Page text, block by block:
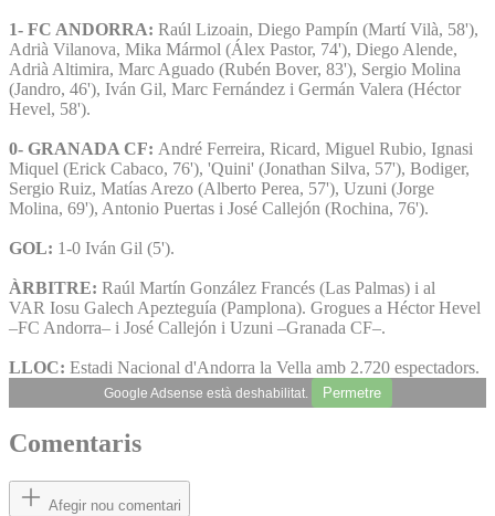
1- FC ANDORRA: Raúl Lizoain, Diego Pampín (Martí Vilà, 58'),
Adrià Vilanova, Mika Mármol (Álex Pastor, 74'), Diego Alende,
Adrià Altimira, Marc Aguado (Rubén Bover, 83'), Sergio Molina
(Jandro, 46'), Iván Gil, Marc Fernández i Germán Valera (Héctor
Hevel, 58').
0- GRANADA CF: André Ferreira, Ricard, Miguel Rubio, Ignasi
Miquel (Erick Cabaco, 76'), 'Quini' (Jonathan Silva, 57'), Bodiger,
Sergio Ruiz, Matías Arezo (Alberto Perea, 57'), Uzuni (Jorge
Molina, 69'), Antonio Puertas i José Callejón (Rochina, 76').
GOL: 1-0 Iván Gil (5').
ÀRBITRE: Raúl Martín González Francés (Las Palmas) i al
VAR Iosu Galech Apezteguía (Pamplona). Grogues a Héctor Hevel
–FC Andorra– i José Callejón i Uzuni –Granada CF–.
LLOC: Estadi Nacional d'Andorra la Vella amb 2.720 espectadors.
Google Adsense està deshabilitat. Permetre
Comentaris
Afegir nou comentari